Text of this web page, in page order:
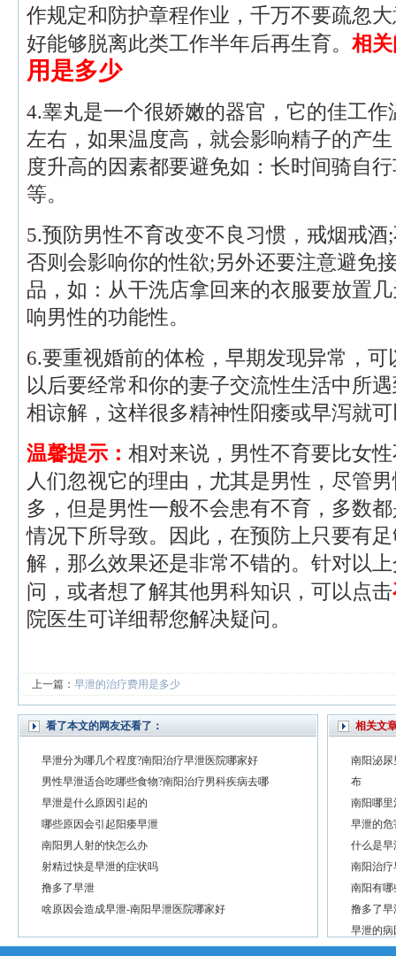
作规定和防护章程作业，千万不要疏忽
好能够脱离此类工作半年后再生育。 相
用是多少
4.睾丸是一个很娇嫩的器官，它的佳工
左右，如果温度高，就会影响精子的产
度升高的因素都要避免如：长时间骑自
等。
5.预防男性不育改变不良习惯，戒烟戒
否则会影响你的性欲;另外还要注意避免
品，如：从干洗店拿回来的衣服要放置
响男性的功能性。
6.要重视婚前的体检，早期发现异常，
以后要经常和你的妻子交流性生活中所
相谅解，这样很多精神性阳痿或早泻就
温馨提示： 相对来说，男性不育要比女
人们忽视它的理由，尤其是男性，尽管
多，但是男性一般不会患有不育，多数
情况下所导致。因此，在预防上只要有
解，那么效果还是非常不错的。针对以
问，或者想了解其他男科知识，可以点击
院医生可详细帮您解决疑问。
上一篇： 早泄的治疗费用是多少
看了本文的网友还看了：
早泄分为哪几个程度?南阳治疗早泄医院哪家好
男性早泄适合吃哪些食物?南阳治疗男科疾病去哪
早泄是什么原因引起的
哪些原因会引起阳痿早泄
南阳男人射的快怎么办
射精过快是早泄的症状吗
撸多了早泄
啥原因会造成早泄-南阳早泄医院哪家好
相关文
南阳泌
布
南阳哪里
早泄的危
什么是早
南阳治疗
南阳有哪
撸多了早
早泄的病